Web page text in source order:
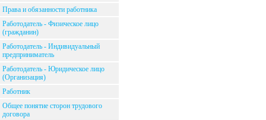
Права и обязанности работника
Работодатель - Физическое лицо
(гражданин)
Работодатель - Индивидуальный
предприниматель
Работодатель - Юридическое лицо
(Организация)
Работник
Общее понятие сторон трудового
договора